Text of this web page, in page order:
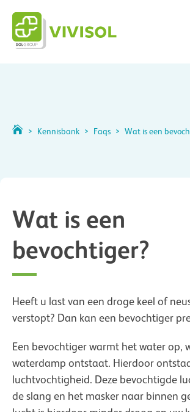
> Kennisbank > Faqs > Wat is een
Wat is een
bevochtiger?
Heeft u last van een droge keel of
verstopt? Dan kan een bevochtiger
Een bevochtiger warmt het water op,
waterdamp ontstaat. Hierdoor
luchtvochtigheid. Deze bevochtigde
de slang en het masker naar binnen